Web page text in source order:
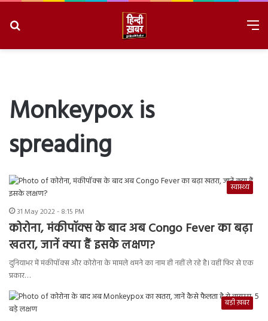
Monkeypox is
spreading
स्वास्थ्य
31 May 2022 - 8:15 PM
कोरोना, मंकीपॉक्स के बाद अब Congo Fever का बढ़ा
खतरा, जानें क्या हैं इसके लक्षण?
दुनियाभर में मंकीपॉक्स और कोरोना के मामले थमने का नाम ही नहीं ले रहे है। वहीं फिर से एक
प्रकार…
बड़ी ख़बर